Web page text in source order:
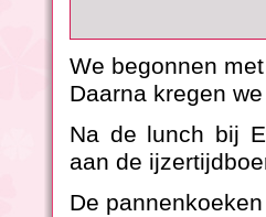
We begonnen
Daarna kregen
Na de lunch bij
aan de
De